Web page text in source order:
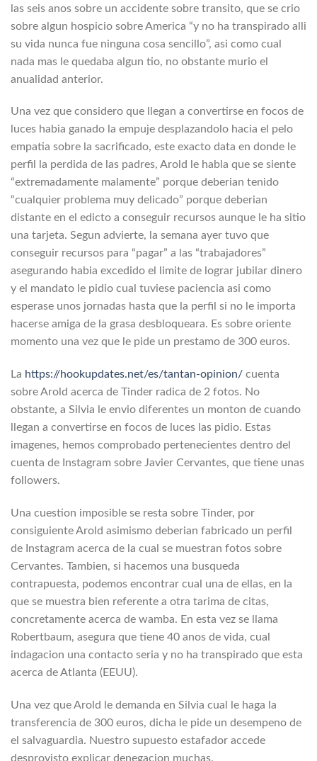
las seis anos sobre un accidente sobre transito, que se crio
sobre algun hospicio sobre America “y no ha transpirado alli
su vida nunca fue ninguna cosa sencillo”, asi­ como cual
nada mas le quedaba algun tio, no obstante murio el
anualidad anterior.
Una vez que considero que llegan a convertirse en focos de
luces habia ganado la empuje desplazandolo hacia el pelo
empatia sobre la sacrificado, este exacto data en donde le
perfil la perdida de las padres, Arold le habla que se siente
“extremadamente malamente” porque deberian tenido
“cualquier problema muy delicado” porque deberian
distante en el edicto a conseguir recursos aunque le ha sitio
una tarjeta. Segun advierte, la semana ayer tuvo que
conseguir recursos para “pagar” a las “trabajadores”
asegurando habia excedido el limite de lograr jubilar dinero
y el mandato le pidio cual tuviese paciencia asi­ como
esperase unos jornadas hasta que la perfil si no le importa
hacerse amiga de la grasa desbloqueara. Es sobre oriente
momento una vez que le pide un prestamo de 300 euros.
La https://hookupdates.net/es/tantan-opinion/ cuenta
sobre Arold acerca de Tinder radica de 2 fotos. No
obstante, a Silvia le envio diferentes un monton de cuando
llegan a convertirse en focos de luces las pidio. Estas
imagenes, hemos comprobado pertenecientes dentro del
cuenta de Instagram sobre Javier Cervantes, que tiene unas
followers.
Una cuestion imposible se resta sobre Tinder, por
consiguiente Arold asimismo deberian fabricado un perfil
de Instagram acerca de la cual se muestran fotos sobre
Cervantes. Tambien, si hacemos una busqueda
contrapuesta, podemos encontrar cual una de ellas, en la
que se muestra bien referente a otra tarima de citas,
concretamente acerca de wamba. En esta vez se llama
Robertbaum, asegura que tiene 40 anos de vida, cual
indagacion una contacto seria y no ha transpirado que esta
acerca de Atlanta (EEUU).
Una vez que Arold le demanda en Silvia cual le haga la
transferencia de 300 euros, dicha le pide un desempeno de
el salvaguardia. Nuestro supuesto estafador accede
desprovisto explicar denegacion muchas.